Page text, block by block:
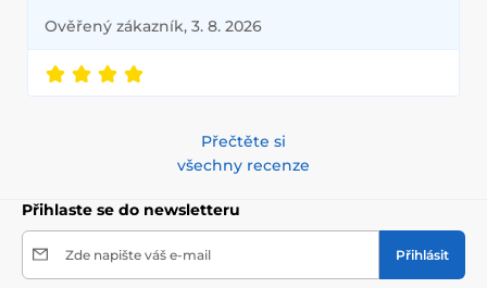
Ověřený zákazník, 3. 8. 2026
Přečtěte si
všechny recenze
Přihlaste se do newsletteru
Zde napište váš e-mail Přihlásit